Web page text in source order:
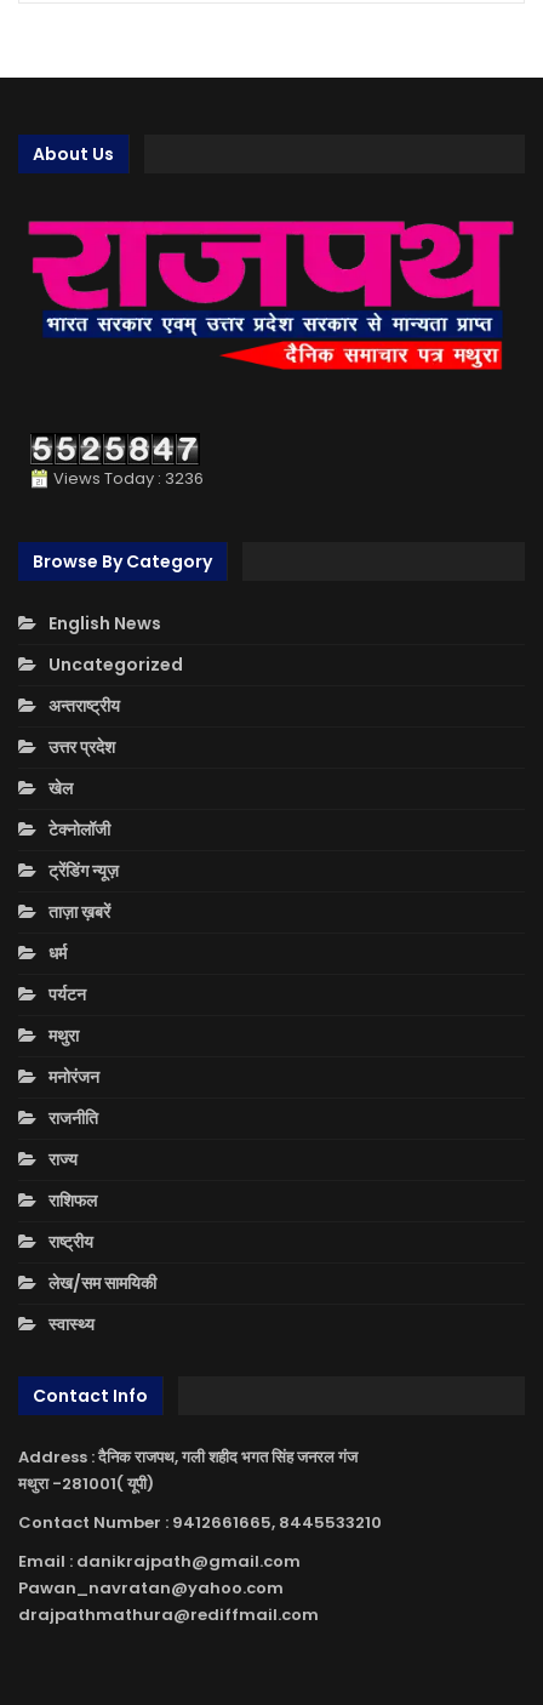
About Us
Views Today : 3236
Browse By Category
English News
Uncategorized
अन्तराष्ट्रीय
उत्तर प्रदेश
खेल
टेक्नोलॉजी
ट्रेंडिंग न्यूज़
ताज़ा ख़बरें
धर्म
पर्यटन
मथुरा
मनोरंजन
राजनीति
राज्य
राशिफल
राष्ट्रीय
लेख/सम सामयिकी
स्वास्थ्य
Contact Info
Address : दैनिक राजपथ, गली शहीद भगत सिंह जनरल गंज
मथुरा -281001( यूपी)
Contact Number : 9412661665, 8445533210
Email : danikrajpath@gmail.com
Pawan_navratan@yahoo.com
drajpathmathura@rediffmail.com